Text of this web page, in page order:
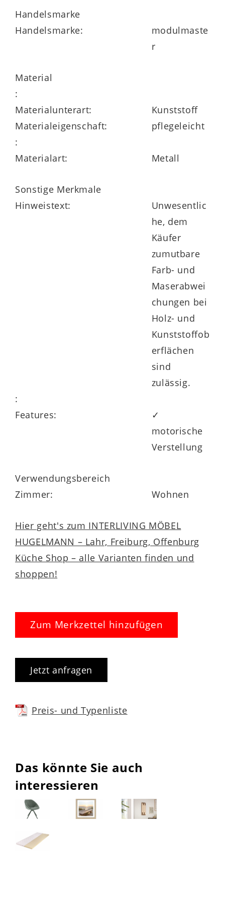
Handelsmarke
Handelsmarke:
modulmaste
r
Material
:
Materialunterart:
Kunststoff
Materialeigenschaft:
pflegeleicht
:
Materialart:
Metall
Sonstige Merkmale
Hinweistext:
Unwesentlic
he, dem
Käufer
zumutbare
Farb- und
Maserabwei
chungen bei
Holz- und
Kunststoffob
erflächen
sind
zulässig.
:
Features:
✓
motorische
Verstellung
Verwendungsbereich
Zimmer:
Wohnen
Hier geht's zum INTERLIVING MÖBEL
HUGELMANN – Lahr, Freiburg, Offenburg
Küche Shop – alle Varianten finden und
shoppen!
Zum Merkzettel hinzufügen
Jetzt anfragen
Preis- und Typenliste
Das könnte Sie auch
interessieren